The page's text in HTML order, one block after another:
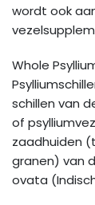
wordt ook
Whole
schillen van
of
zaadhuiden
granen) van
ovata